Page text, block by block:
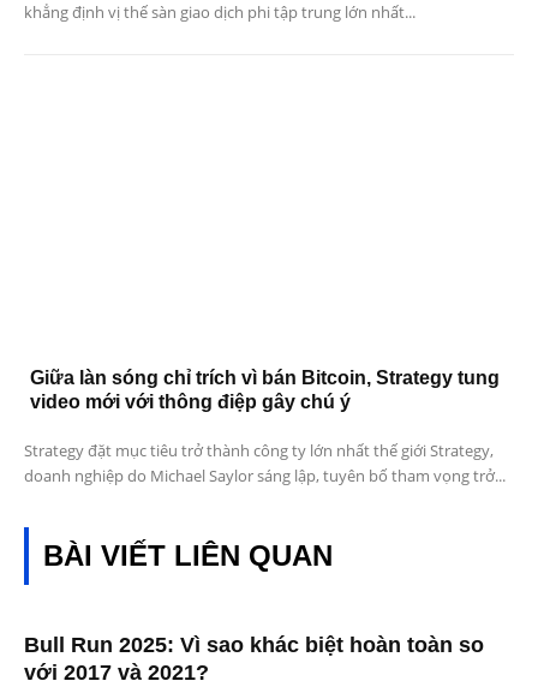
khẳng định vị thế sàn giao dịch phi tập trung lớn nhất...
Giữa làn sóng chỉ trích vì bán Bitcoin, Strategy tung
video mới với thông điệp gây chú ý
Strategy đặt mục tiêu trở thành công ty lớn nhất thế giới Strategy,
doanh nghiệp do Michael Saylor sáng lập, tuyên bố tham vọng trở...
BÀI VIẾT LIÊN QUAN
Bull Run 2025: Vì sao khác biệt hoàn toàn so
với 2017 và 2021?